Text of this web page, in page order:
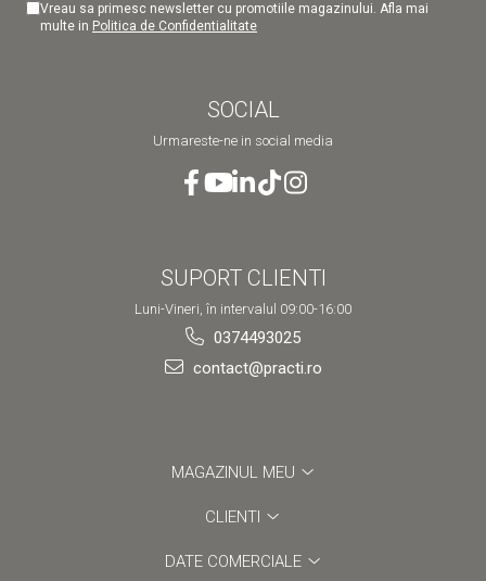
Vreau sa primesc newsletter cu promotiile magazinului. Afla mai
multe in Politica de Confidentialitate
SOCIAL
Urmareste-ne in social media
SUPORT CLIENTI
Luni-Vineri, în intervalul 09:00-16:00
0374493025
contact@practi.ro
MAGAZINUL MEU
CLIENTI
DATE COMERCIALE